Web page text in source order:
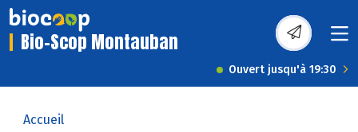
Bio-Scop Montauban
Ouvert jusqu'à 19:30
Accueil